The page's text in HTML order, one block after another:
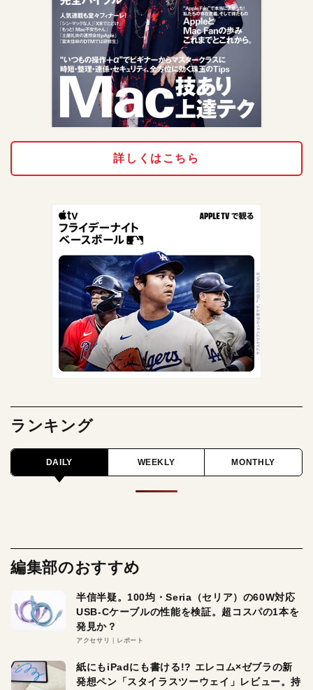
詳しくはこちら
ランキング
DAILY WEEKLY MONTHLY
編集部のおすすめ
半信半疑。100均・Seria（セリア）の60W対応
USB-Cケーブルの性能を検証。超コスパの1本を
発見か？
アクセサリ レポート
紙にもiPadにも書ける!? エレコム×ゼブラの新
発想ペン「スタイラスツーウェイ」レビュー。持